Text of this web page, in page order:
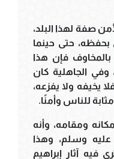
صفة لهذا البلد،
بحفظه، حتى حينما
فإن هذا
وفي الجاهلية كان
يخيفه ولا يفزعه،
للناس وأمنًا.
ومقامه، وأنه
عليه وسلم، وهذا
فيه آثار إبراهيم